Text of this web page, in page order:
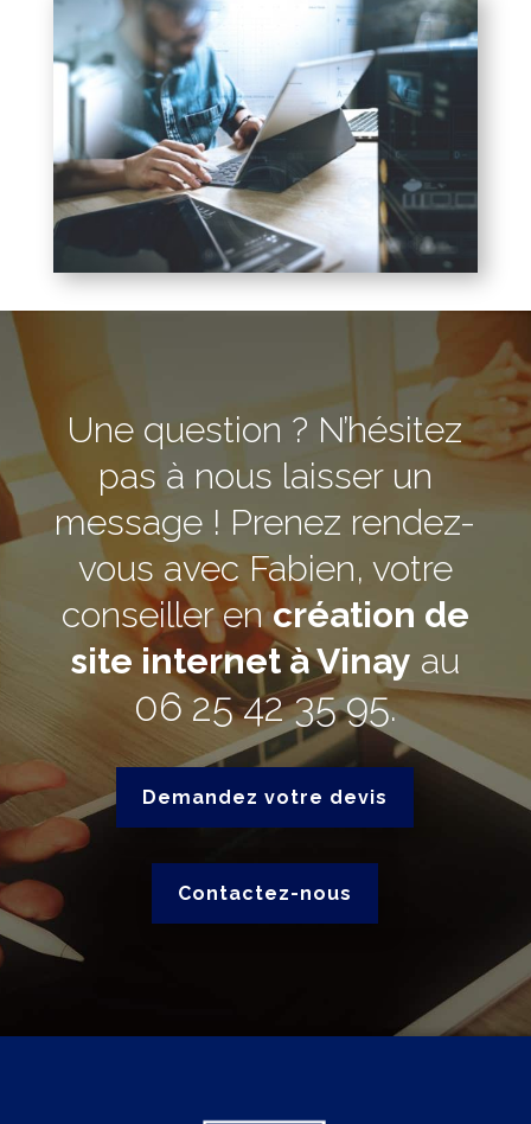
Une question ? N’hésitez
pas à nous laisser un
message ! Prenez rendez-
vous avec Fabien, votre
conseiller encréation de
site internet à Vinay au
06 25 42 35 95.
Demandez votre devis
Contactez-nous